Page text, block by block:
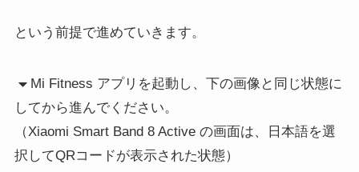
という前提で進めていきます。
Mi Fitness アプリを起動し、下の画像と同じ状態に
してから進んでください。
（Xiaomi Smart Band 8 Active の画面は、日本語を選
択してQRコードが表示された状態）